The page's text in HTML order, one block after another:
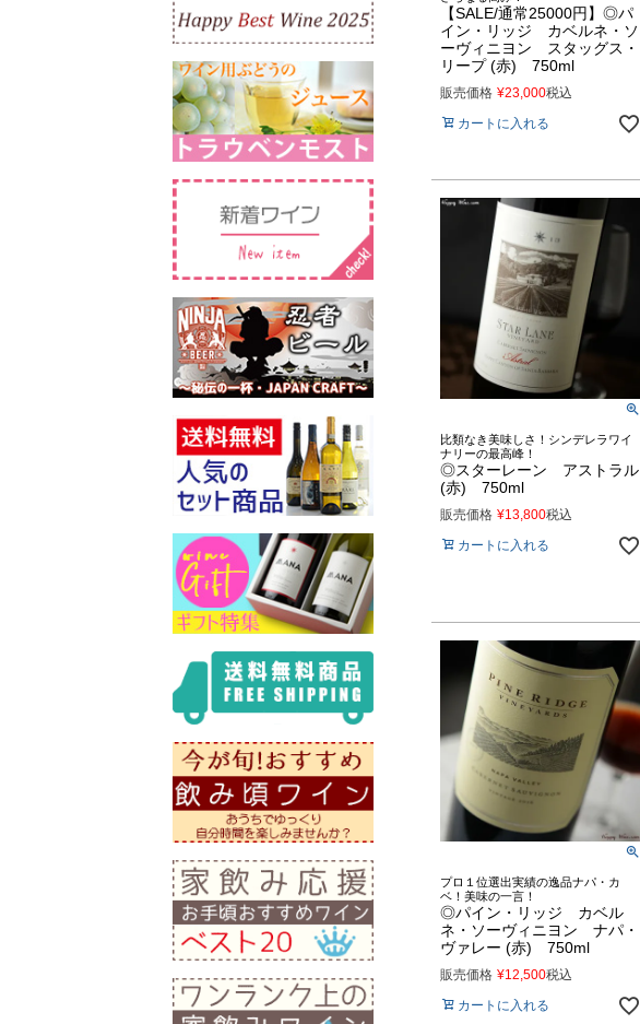
【SALE/通常25000円】◎パ
イン・リッジ カベルネ・ソ
ーヴィニヨン スタッグス・
リープ (赤) 750ml
販売価格 ¥23,000税込
カートに入れる
比類なき美味しさ！シンデレラワイ
ナリーの最高峰！
◎スターレーン アストラル
(赤) 750ml
販売価格 ¥13,800税込
カートに入れる
プロ１位選出実績の逸品ナパ・カ
ベ！美味の一言！
◎パイン・リッジ カベル
ネ・ソーヴィニヨン ナパ・
ヴァレー (赤) 750ml
販売価格 ¥12,500税込
カートに入れる